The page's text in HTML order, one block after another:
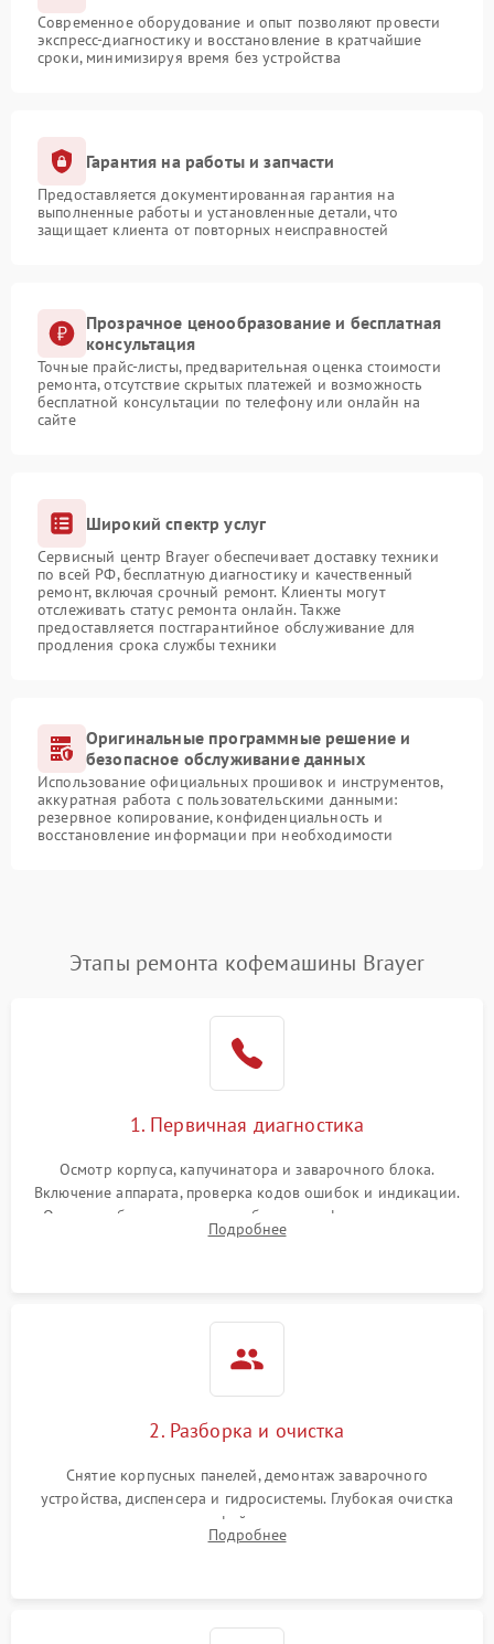
Современное оборудование и опыт позволяют провести
экспресс-диагностику и восстановление в кратчайшие
сроки, минимизируя время без устройства
Гарантия на работы и запчасти
Предоставляется документированная гарантия на
выполненные работы и установленные детали, что
защищает клиента от повторных неисправностей
Прозрачное ценообразование и бесплатная
консультация
Точные прайс-листы, предварительная оценка стоимости
ремонта, отсутствие скрытых платежей и возможность
бесплатной консультации по телефону или онлайн на
сайте
Широкий спектр услуг
Сервисный центр Brayer обеспечивает доставку техники
по всей РФ, бесплатную диагностику и качественный
ремонт, включая срочный ремонт. Клиенты могут
отслеживать статус ремонта онлайн. Также
предоставляется постгарантийное обслуживание для
продления срока службы техники
Оригинальные программные решение и
безопасное обслуживание данных
Использование официальных прошивок и инструментов,
аккуратная работа с пользовательскими данными:
резервное копирование, конфиденциальность и
восстановление информации при необходимости
Этапы ремонта кофемашины Brayer
1. Первичная диагностика
Осмотр корпуса, капучинатора и заварочного блока.
Включение аппарата, проверка кодов ошибок и индикации.
Оценка работы помпы, термоблока и кофемолки на слух.
Измерение температуры и давления воды для выявления
Подробнее
2. Разборка и очистка
Снятие корпусных панелей, демонтаж заварочного
устройства, диспенсера и гидросистемы. Глубокая очистка
внутренних узлов от кофейных масел, жмыха и накипи.
Промывка дренажных каналов и фильтров с использованием
Подробнее